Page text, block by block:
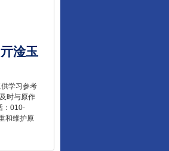
亓淦玉
学习参考
时与原作
：010-
和维护原